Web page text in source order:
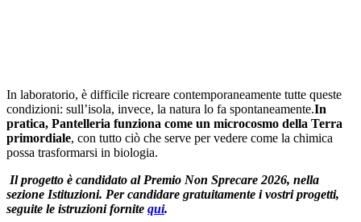
In laboratorio, è difficile ricreare contemporaneamente tutte queste
condizioni: sull’isola, invece, la natura lo fa spontaneamente.In
pratica, Pantelleria funziona come un microcosmo della Terra
primordiale, con tutto ciò che serve per vedere come la chimica
possa trasformarsi in biologia.
Il progetto è candidato al Premio Non Sprecare 2026, nella
sezione Istituzioni. Per candidare gratuitamente i vostri progetti,
seguite le istruzioni fornite qui.